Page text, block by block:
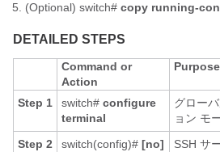
(Optional) switch# copy running-
DETAILED STEPS
Command or
Action
Purpose
Step 1 switch# configure
terminal
グロー
ョン モ
Step 2
switch(config)# [no]
SSH サ